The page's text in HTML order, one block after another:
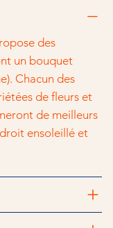
des
un bouquet
Chacun des
de fleurs et
de meilleurs
ensoleillé et